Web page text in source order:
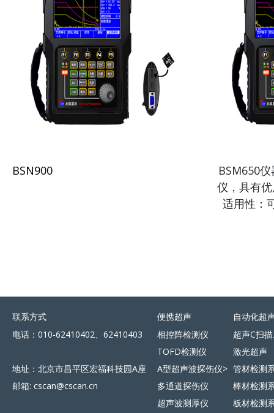
BSN900
BSM650
仪，具有
适用性：
联系方式 便携超声 自动化超
电话：010-62410402、62410403
地址：北京市昌平区宏福科技园A座
邮箱: cscan@cscan.cn
相控阵检测仪
TOFD检测仪
A型超声波探伤仪>
多通道探伤仪
超声波测厚仪
超声C扫
激光超声
管材检测
棒材检测
板材检测